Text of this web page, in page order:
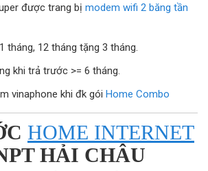
được trang bị modem wifi 2 băng tần
tháng, 12 tháng tặng 3 tháng.
khi trả trước >= 6 tháng.
vinaphone khi đk gói Home Combo
HOME INTERNET
HẢI CHÂU